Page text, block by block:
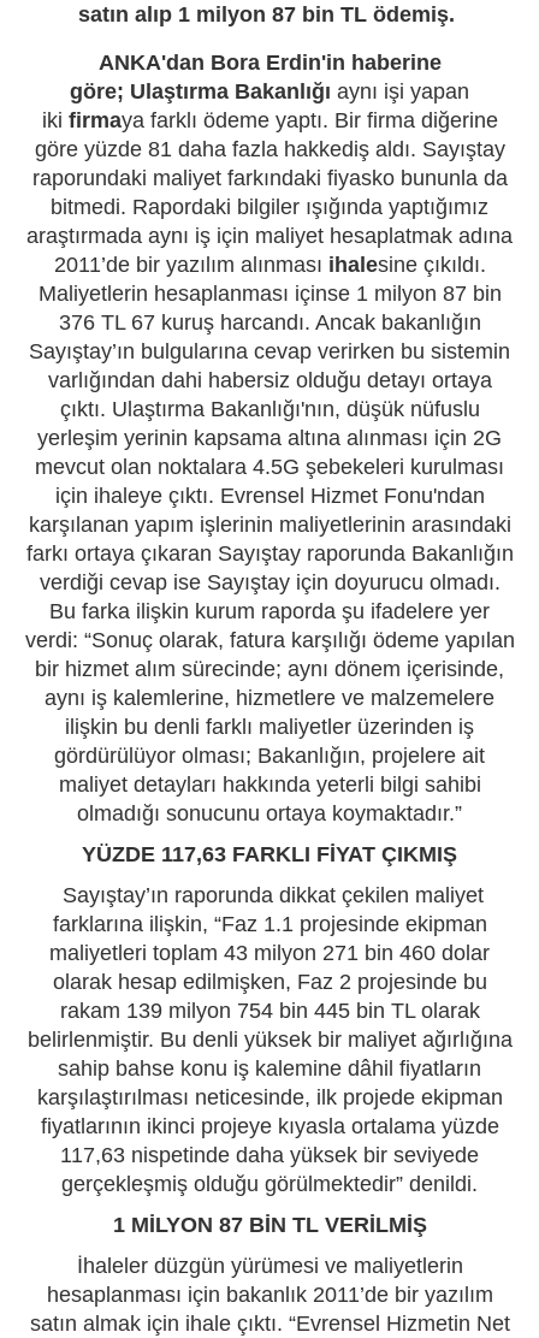
satın alıp 1 milyon 87 bin TL ödemiş.
ANKA'dan Bora Erdin'in haberine
göre; Ulaştırma Bakanlığı aynı işi yapan
iki firmaya farklı ödeme yaptı. Bir firma diğerine
göre yüzde 81 daha fazla hakkediş aldı. Sayıştay
raporundaki maliyet farkındaki fiyasko bununla da
bitmedi. Rapordaki bilgiler ışığında yaptığımız
araştırmada aynı iş için maliyet hesaplatmak adına
2011’de bir yazılım alınması ihalesine çıkıldı.
Maliyetlerin hesaplanması içinse 1 milyon 87 bin
376 TL 67 kuruş harcandı. Ancak bakanlığın
Sayıştay’ın bulgularına cevap verirken bu sistemin
varlığından dahi habersiz olduğu detayı ortaya
çıktı. Ulaştırma Bakanlığı'nın, düşük nüfuslu
yerleşim yerinin kapsama altına alınması için 2G
mevcut olan noktalara 4.5G şebekeleri kurulması
için ihaleye çıktı. Evrensel Hizmet Fonu'ndan
karşılanan yapım işlerinin maliyetlerinin arasındaki
farkı ortaya çıkaran Sayıştay raporunda Bakanlığın
verdiği cevap ise Sayıştay için doyurucu olmadı.
Bu farka ilişkin kurum raporda şu ifadelere yer
verdi: “Sonuç olarak, fatura karşılığı ödeme yapılan
bir hizmet alım sürecinde; aynı dönem içerisinde,
aynı iş kalemlerine, hizmetlere ve malzemelere
ilişkin bu denli farklı maliyetler üzerinden iş
gördürülüyor olması; Bakanlığın, projelere ait
maliyet detayları hakkında yeterli bilgi sahibi
olmadığı sonucunu ortaya koymaktadır.”
YÜZDE 117,63 FARKLI FİYAT ÇIKMIŞ
Sayıştay’ın raporunda dikkat çekilen maliyet
farklarına ilişkin, “Faz 1.1 projesinde ekipman
maliyetleri toplam 43 milyon 271 bin 460 dolar
olarak hesap edilmişken, Faz 2 projesinde bu
rakam 139 milyon 754 bin 445 bin TL olarak
belirlenmiştir. Bu denli yüksek bir maliyet ağırlığına
sahip bahse konu iş kalemine dâhil fiyatların
karşılaştırılması neticesinde, ilk projede ekipman
fiyatlarının ikinci projeye kıyasla ortalama yüzde
117,63 nispetinde daha yüksek bir seviyede
gerçekleşmiş olduğu görülmektedir” denildi.
1 MİLYON 87 BİN TL VERİLMİŞ
İhaleler düzgün yürümesi ve maliyetlerin
hesaplanması için bakanlık 2011’de bir yazılım
satın almak için ihale çıktı. “Evrensel Hizmetin Net